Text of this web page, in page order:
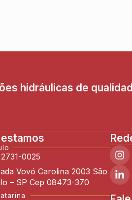
hidráulicas de
2731-0025
Vovó Carolina 2003 São
– SP Cep 08473-370